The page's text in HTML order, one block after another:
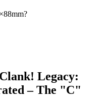
Clank! Legacy:
– The "C"